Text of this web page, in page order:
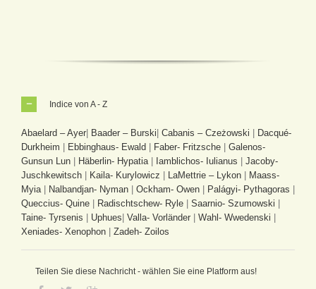
Indice von A - Z
Abaelard – Ayer Baader – Burski Cabanis – Czeżowski
Dacqué-
Durkheim
Ebbinghaus- Ewald Faber- Fritzsche
Galenos-
Gunsun Lun
Häberlin- Hypatia Iamblichos- Iulianus
Jacoby-
Juschkewitsch
Kaila- Kurylowicz LaMettrie – Lykon
Maass-
Myia
Nalbandjan- Nyman Ockham- Owen Palágyi- Pythagoras
Queccius- Quine
Radischtschew- Ryle Saarnio- Szumowski
Taine- Tyrsenis
Uphues Valla- Vorländer Wahl- Wwedenski
Xeniades- Xenophon
Zadeh- Zoilos
Teilen Sie diese Nachricht - wählen Sie eine Platform aus!